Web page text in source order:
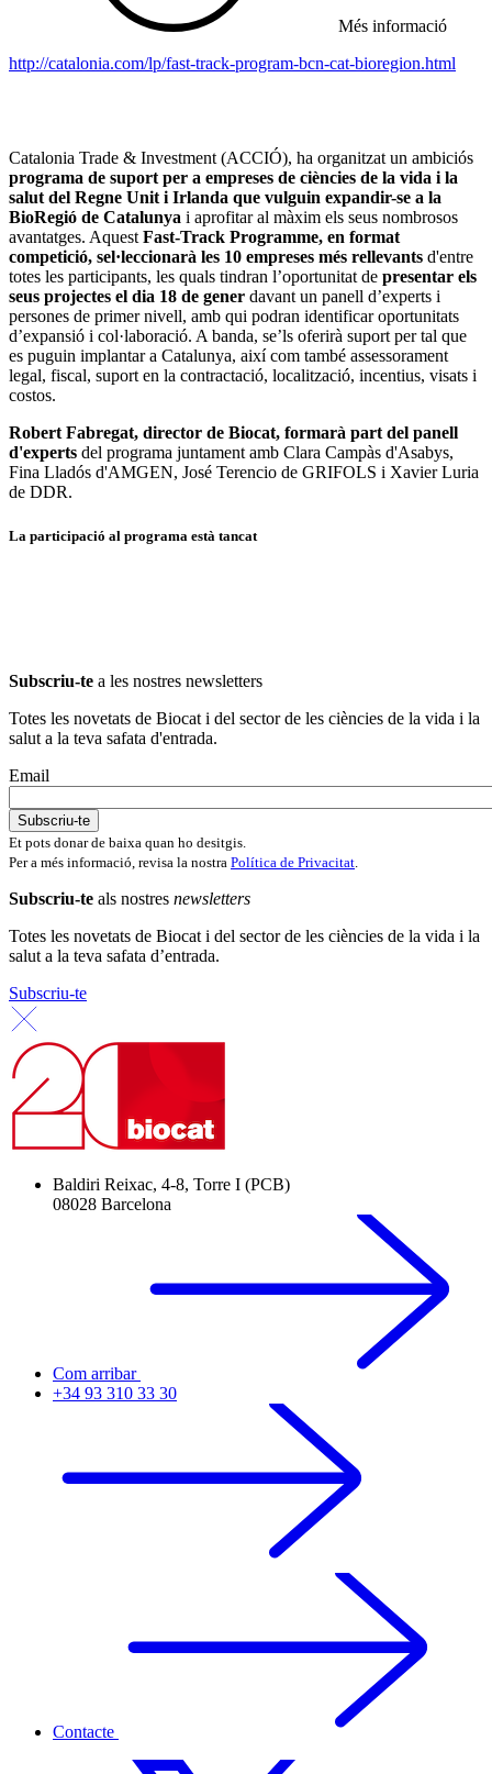
Més informació
http://catalonia.com/lp/fast-track-program-bcn-cat-bioregion.html
Catalonia Trade & Investment (ACCIÓ), ha organitzat un ambiciós
programa de suport per a empreses de ciències de la vida i la
salut del Regne Unit i Irlanda que vulguin expandir-se a la
BioRegió de Catalunya i aprofitar al màxim els seus nombrosos
avantatges. AquestFast-Track Programme, en format
competició, sel·leccionarà les 10 empreses més rellevants d'entre
totes les participants, les quals tindran l’oportunitat de presentar els
seus projectes el dia 18 de gener davant un panell d’experts i
persones de primer nivell, amb qui podran identificar oportunitats
d’expansió i col·laboració. A banda, se’ls oferirà suport per tal que
es puguin implantar a Catalunya, així com també assessorament
legal, fiscal, suport en la contractació, localització, incentius, visats i
costos.
Robert Fabregat, director de Biocat, formarà part del panell
d'experts del programa juntament amb Clara Campàs d'Asabys,
Fina Lladós d'AMGEN, José Terencio de GRIFOLS i Xavier Luria
de DDR.
La participació al programa està tancat
Subscriu-te a les nostres newsletters
Totes les novetats de Biocat i del sector de les ciències de la vida i la
salut a la teva safata d'entrada.
Email
Et pots donar de baixa quan ho desitgis.
Per a més informació, revisa la nostra Política de Privacitat
Subscriu-te als nostres newsletters
Totes les novetats de Biocat i del sector de les ciències de la vida i la
salut a la teva safata d’entrada.
Subscriu-te
Baldiri Reixac, 4-8, Torre I (PCB)
08028 Barcelona
Com arribar
+34 93 310 33 30
Contacte